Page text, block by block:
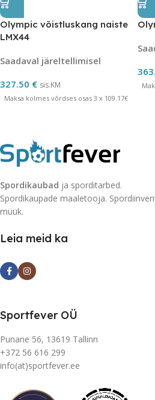
Olympic võistluskang naiste
LMX44
Saadaval järeltellimisel
327.50 € sis.KM
Maksa kolmes võrdses osas 3 x 109.17€
Spordikaubad ja sporditarbed.
Spordikaupade maaletooja.
müük.
Leia meid ka
Sportfever OÜ
Punane 56, 13619 Tallinn
+372 56 616 299
info(at)sportfever.ee